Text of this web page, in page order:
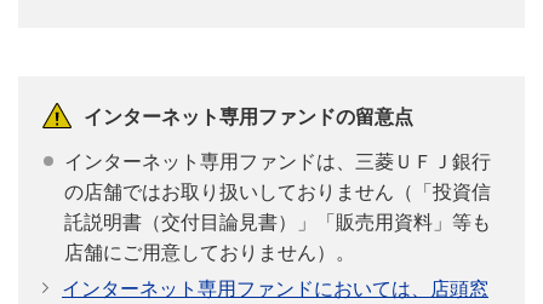
インターネット専用ファンドの留意点
インターネット専用ファンドは、三菱ＵＦＪ銀行
の店舗ではお取り扱いしておりません（「投資信
託説明書（交付目論見書）」「販売用資料」等も
店舗にご用意しておりません）。
インターネット専用ファンドにおいては、店頭窓